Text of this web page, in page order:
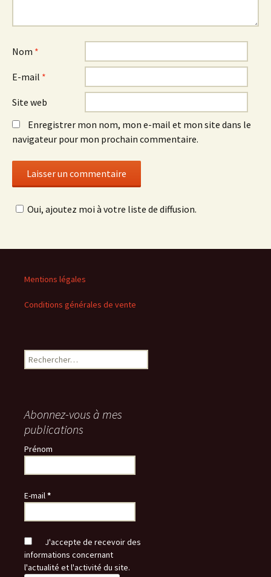
Nom *
E-mail *
Site web
Enregistrer mon nom, mon e-mail et mon site dans le
navigateur pour mon prochain commentaire.
Oui, ajoutez moi à votre liste de diffusion.
Mentions légales
Conditions générales de vente
Rechercher :
Abonnez-vous à mes
publications
Prénom
E-mail*
J'accepte de recevoir des
informations concernant
l'actualité et l'activité du site.